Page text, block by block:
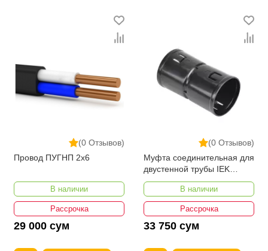
(0 Отзывов)
Провод ПУГНП 2х6
В наличии
Рассрочка
29 000 сум
(0 Отзывов)
Муфта соединительная для
двустенной трубы IEK
d=90мм
В наличии
Рассрочка
33 750 сум